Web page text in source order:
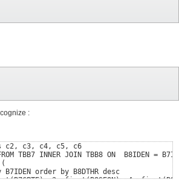
first
:
c2, c3, c4, c5, c6
TBB7 INNER JOIN TBB8 ON  B8IDEN =
(
B7IDEN order by B8DTHR desc
c3, first(B8SEQN) c4,